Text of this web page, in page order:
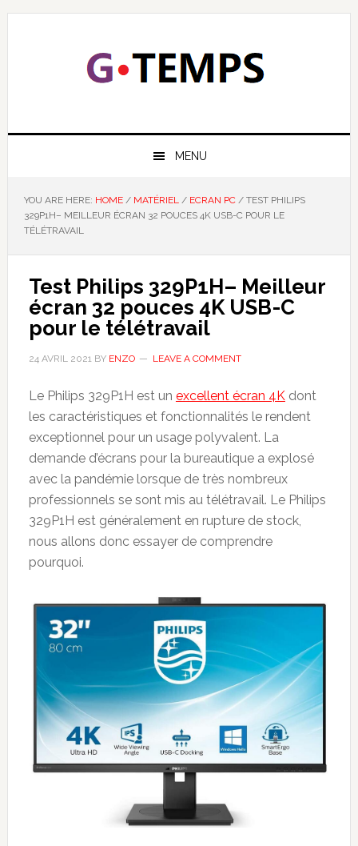
Skip
Skip
Skip
Skip
GTEMPS
MENU
YOU ARE HERE: HOME / MATÉRIEL / ECRAN PC /TEST PHILIPS
329P1H– MEILLEUR ÉCRAN 32 POUCES 4K USB-C POUR LE
TÉLÉTRAVAIL
Test Philips 329P1H– Meilleur
écran 32 pouces 4K USB-C
pour le télétravail
24 AVRIL 2021BY ENZO LEAVE A COMMENT
Le Philips 329P1H est un excellent écran 4Kdont
les caractéristiques et fonctionnalités le rendent
exceptionnel pour un usage polyvalent. La
demande d’écrans pour la bureautique a explosé
avec la pandémie lorsque de très nombreux
professionnels se sont mis au télétravail. Le Philips
329P1H est généralement en rupture de stock,
nous allons donc essayer de comprendre
pourquoi.